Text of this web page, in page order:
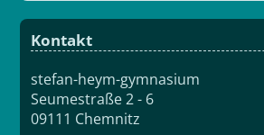
Kontakt
stefan-heym-gymnasium
Seumestraße 2 - 6
09111 Chemnitz